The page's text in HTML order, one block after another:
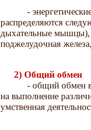
- энергетические
распределяются
дыхательные мышцы),
поджелудочная
2) Общий обмен
- общий обмен
на выполнение
умственная